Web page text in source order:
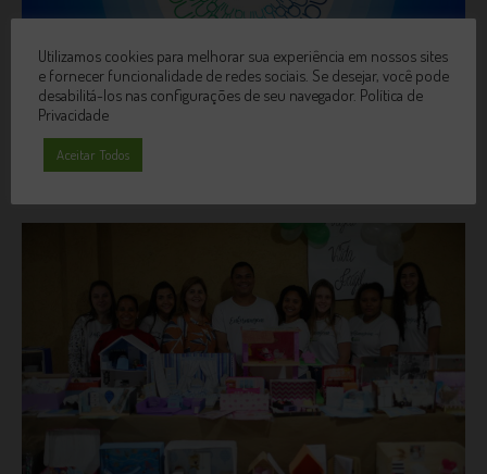
Inscrições Abertas – CAPACITAÇÃO DOCENTE
Utilizamos cookies para melhorar sua experiência em nossos sites
e fornecer funcionalidade de redes sociais. Se desejar, você pode
desabilitá-los nas configurações de seu navegador. Política de
Privacidade
Aceitar Todos